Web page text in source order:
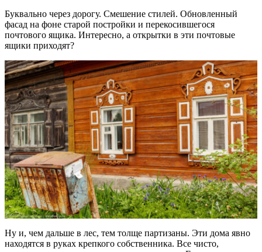
Буквально через дорогу. Смешение стилей. Обновленный
фасад на фоне старой постройки и перекосившегося
почтового ящика. Интересно, а открытки в эти почтовые
ящики приходят?
Ну и, чем дальше в лес, тем толще партизаны. Эти дома явно
находятся в руках крепкого собственника. Все чисто,